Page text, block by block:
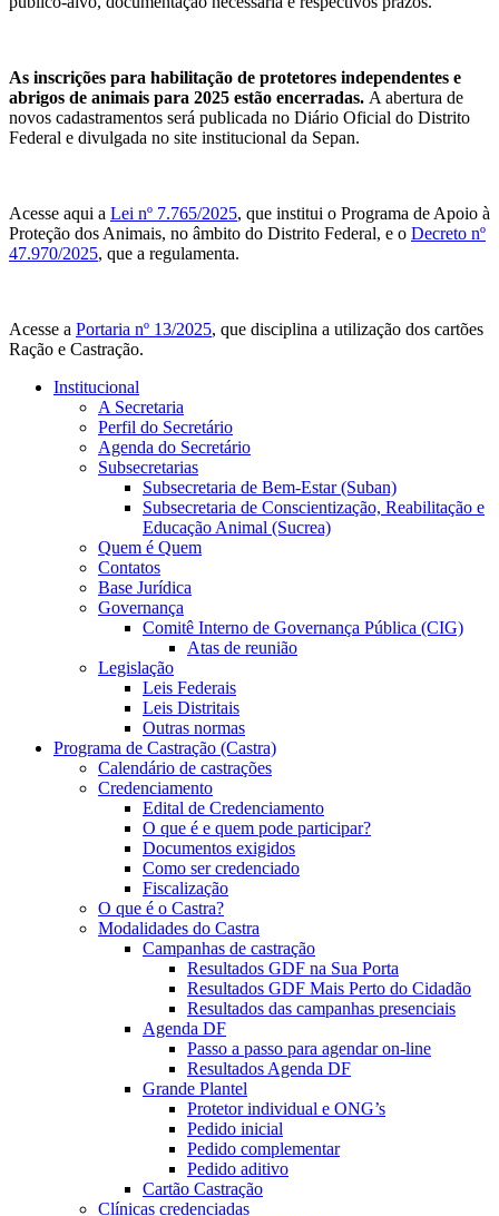
As inscrições para habilitação de protetores independentes e
abrigos de animais para 2025 estão encerradas. A abertura de
novos cadastramentos será publicada no Diário Oficial do Distrito
Federal e divulgada no site institucional da Sepan.
Acesse aqui a Lei nº 7.765/2025, que institui o Programa de Apoio à
Proteção dos Animais, no âmbito do Distrito Federal, e o Decreto nº
47.970/2025, que a regulamenta.
Acesse a Portaria nº 13/2025, que disciplina a utilização dos cartões
Ração e Castração.
Institucional
A Secretaria
Perfil do Secretário
Agenda do Secretário
Subsecretarias
Subsecretaria de Bem-Estar (Suban)
Subsecretaria de Conscientização, Reabilitação e
Educação Animal (Sucrea)
Quem é Quem
Contatos
Base Jurídica
Governança
Comitê Interno de Governança Pública (CIG)
Atas de reunião
Legislação
Leis Federais
Leis Distritais
Outras normas
Programa de Castração (Castra)
Calendário de castrações
Credenciamento
Edital de Credenciamento
O que é e quem pode participar?
Documentos exigidos
Como ser credenciado
Fiscalização
O que é o Castra?
Modalidades do Castra
Campanhas de castração
Resultados GDF na Sua Porta
Resultados GDF Mais Perto do Cidadão
Resultados das campanhas presenciais
Agenda DF
Passo a passo para agendar on-line
Resultados Agenda DF
Grande Plantel
Protetor individual e ONG’s
Pedido inicial
Pedido complementar
Pedido aditivo
Cartão Castração
Clínicas credenciadas